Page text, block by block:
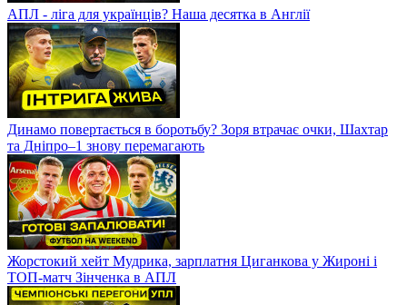
АПЛ - ліга для українців? Наша десятка в Англії
Динамо повертається в боротьбу? Зоря втрачає очки, Шахтар
та Дніпро–1 знову перемагають
Жорстокий хейт Мудрика, зарплатня Циганкова у Жироні і
ТОП-матч Зінченка в АПЛ